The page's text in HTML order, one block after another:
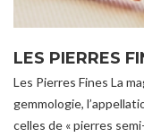
LES PIERRES
Les Pierres Fines La
gemmologie,
celles de « pierres